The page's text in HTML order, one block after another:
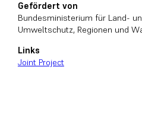
Gefördert von
Bundesministerium für Land-
Umweltschutz, Regionen und
Links
Joint Project